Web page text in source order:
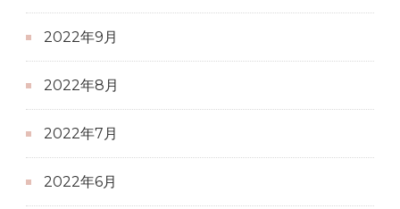
2022年9月
2022年8月
2022年7月
2022年6月